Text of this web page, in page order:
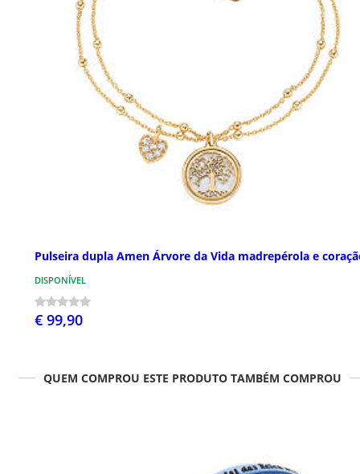
Pulseira dupla Amen Árvore da Vida madrepérola e
DISPONÍVEL
€ 99,90
QUEM COMPROU ESTE PRODUTO TAMBÉM COMPROU